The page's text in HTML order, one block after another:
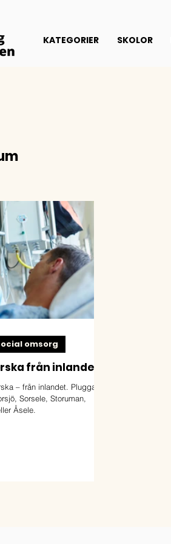
KATEGORIER SKOLOR
från inlandet
– från inlandet. Plugga
Sorsele, Storuman,
Åsele.
omsorg